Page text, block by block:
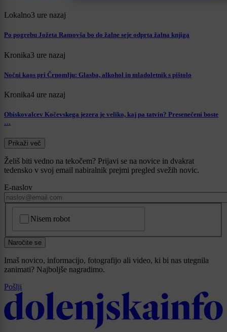
Lokalno3 ure nazaj
Po pogrebu Jožeta Ramovša bo do žalne seje odprta žalna knjiga
Kronika3 ure nazaj
Nočni kaos pri Črnomlju: Glasba, alkohol in mladoletnik s pištolo
Kronika4 ure nazaj
Obiskovalcev Kočevskega jezera je veliko, kaj pa tatvin? Presenečeni boste
…
Prikaži več
Želiš biti vedno na tekočem? Prijavi se na novice in dvakrat
tedensko v svoj email nabiralnik prejmi pregled svežih novic.
E-naslov
Nisem robot
Naročite se
Imaš novico, informacijo, fotografijo ali video, ki bi nas utegnila
zanimati? Najboljše nagradimo.
Pošlji